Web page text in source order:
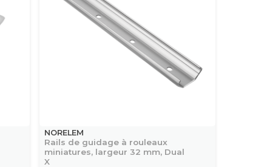
NORELEM
Rails de guidage à rouleaux
miniatures, largeur 32 mm, Dual
X